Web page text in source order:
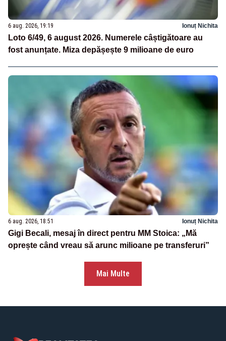
6 aug. 2026, 19:19 Ionuț Nichita
Loto 6/49, 6 august 2026. Numerele câștigătoare au
fost anunțate. Miza depășește 9 milioane de euro
6 aug. 2026, 18:51 Ionuț Nichita
Gigi Becali, mesaj în direct pentru MM Stoica: „Mă
oprește când vreau să arunc milioane pe transferuri”
Mai Multe